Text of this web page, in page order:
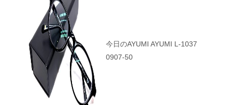
今日のAYUMI AYUMI L-1037
0907-50